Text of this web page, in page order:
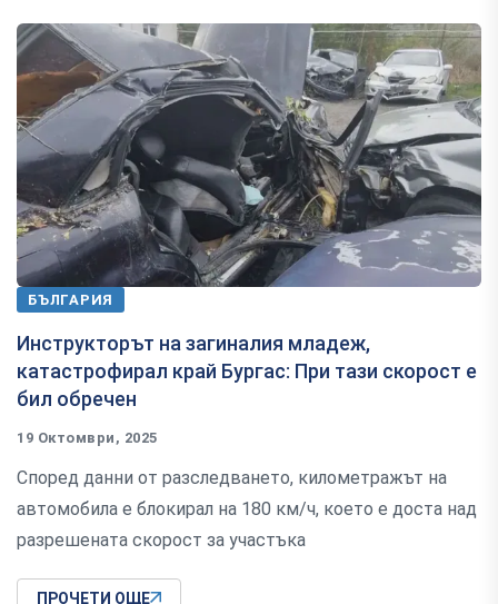
БЪЛГАРИЯ
Инструкторът на загиналия младеж,
катастрофирал край Бургас: При тази скорост е
бил обречен
19 Октомври, 2025
Според данни от разследването, километражът на
автомобила е блокирал на 180 км/ч, което е доста над
разрешената скорост за участъка
ПРОЧЕТИ ОЩЕ